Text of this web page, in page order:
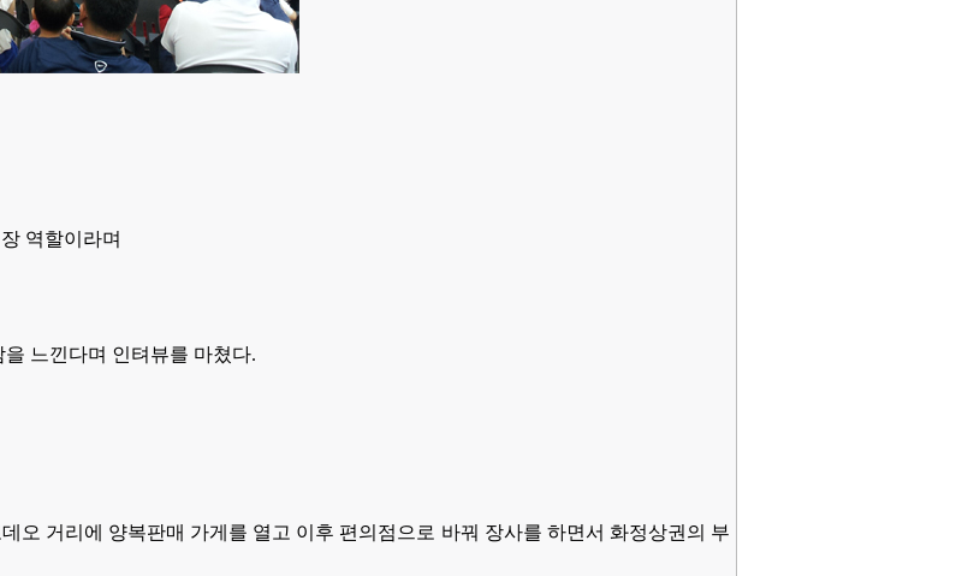
역할이라며
느낀다며 인텨뷰를 마쳤다.
오 거리에 양복판매 가게를 열고 이후 편의점으로 바꿔 장사를 하면서 화정상권의 부